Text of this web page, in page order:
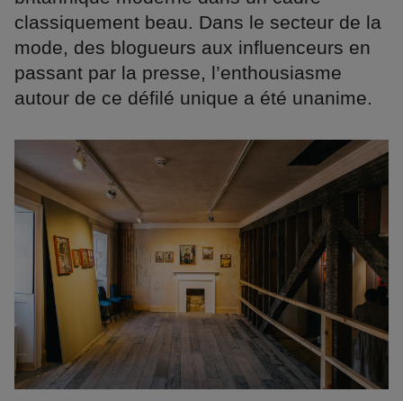
classiquement beau. Dans le secteur de la
mode, des blogueurs aux influenceurs en
passant par la presse, l’enthousiasme
autour de ce défilé unique a été unanime.